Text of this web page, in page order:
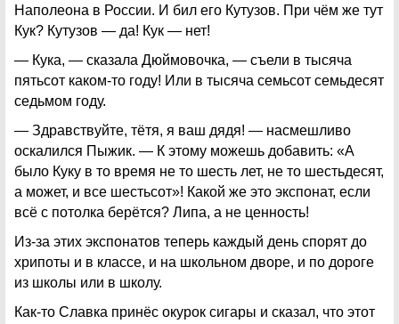
Наполеона в России. И бил его Кутузов. При чём же тут
Кук? Кутузов — да! Кук — нет!
— Кука, — сказала Дюймовочка, — съели в тысяча
пятьсот каком-то году! Или в тысяча семьсот семьдесят
седьмом году.
— Здравствуйте, тётя, я ваш дядя! — насмешливо
оскалился Пыжик. — К этому можешь добавить: «А
было Куку в то время не то шесть лет, не то шестьдесят,
а может, и все шестьсот»! Какой же это экспонат, если
всё с потолка берётся? Липа, а не ценность!
Из-за этих экспонатов теперь каждый день спорят до
хрипоты и в классе, и на школьном дворе, и по дороге
из школы или в школу.
Как-то Славка принёс окурок сигары и сказал, что этот